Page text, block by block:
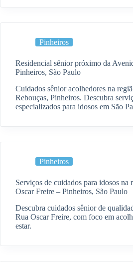
Pinheiros
Residencial sênior próximo da
Pinheiros, São Paulo
Cuidados sênior acolhedores na
Rebouças, Pinheiros. Descubra
especializados para idosos em São
Pinheiros
Serviços de cuidados para idosos na
Oscar Freire – Pinheiros, São Paulo
Descubra cuidados sênior de
Rua Oscar Freire, com foco em
estar.